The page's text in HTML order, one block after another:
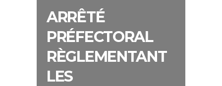
ARRÊTÉ
PRÉFECTORAL
RÈGLEMENTANT
LES